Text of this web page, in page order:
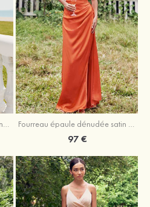
Robe trapèze col en v mousseline ras du sol robe de demoiselle d'honneur Fourreau épaule dénudée satin extensible ras du sol robe de demoiselle d'honneur
97 €